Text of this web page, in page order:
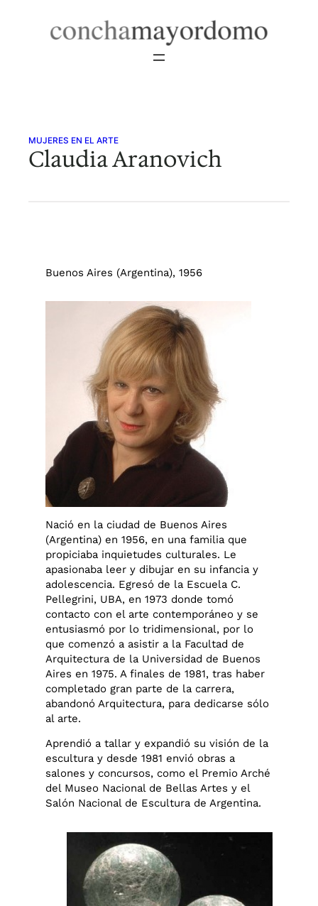
MUJERES EN EL ARTE
Claudia Aranovich
Buenos Aires (Argentina), 1956
Nació en la ciudad de Buenos Aires
(Argentina) en 1956, en una familia que
propiciaba inquietudes culturales. Le
apasionaba leer y dibujar en su infancia y
adolescencia. Egresó de la Escuela C.
Pellegrini, UBA, en 1973 donde tomó
contacto con el arte contemporáneo y se
entusiasmó por lo tridimensional, por lo
que comenzó a asistir a la Facultad de
Arquitectura de la Universidad de Buenos
Aires en 1975. A finales de 1981, tras haber
completado gran parte de la carrera,
abandonó Arquitectura, para dedicarse sólo
al arte.
Aprendió a tallar y expandió su visión de la
escultura y desde 1981 envió obras a
salones y concursos, como el Premio Arché
del Museo Nacional de Bellas Artes y el
Salón Nacional de Escultura de Argentina.